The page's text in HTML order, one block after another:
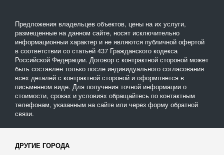
Предложения владельцев объектов, цены на их услуги,
размещенные на данном сайте, носят исключительно
информационныи характер и не являются публичной офертой
в соответствии со статьей 437 Гражданского кодекса
Российской Федерации. Договор с контрактной стороной может
быть составлен только после индивидуального согласования
всех деталей с контрактной стороной и оформляется в
письменном виде. Для получения точной информации о
стоимости, сроках и условиях обращайтесь по контактным
телефонам, указанным на сайте или через форму обратной
связи.
ДРУГИЕ ГОРОДА